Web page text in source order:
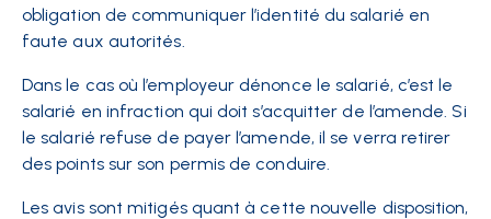
obligation de communiquer l’identité du salarié en
faute aux autorités.
Dans le cas où l’employeur dénonce le salarié, c’est le
salarié en infraction qui doit s’acquitter de l’amende. Si
le salarié refuse de payer l’amende, il se verra retirer
des points sur son permis de conduire.
Les avis sont mitigés quant à cette nouvelle disposition,